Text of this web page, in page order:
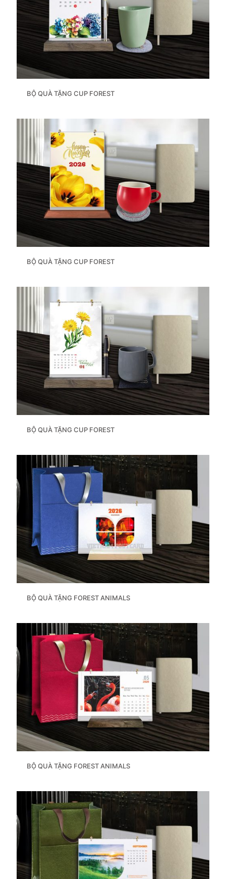
BỘ QUÀ TẶNG CUP FOREST
BỘ QUÀ TẶNG CUP FOREST
BỘ QUÀ TẶNG CUP FOREST
BỘ QUÀ TẶNG FOREST ANIMALS
BỘ QUÀ TẶNG FOREST ANIMALS